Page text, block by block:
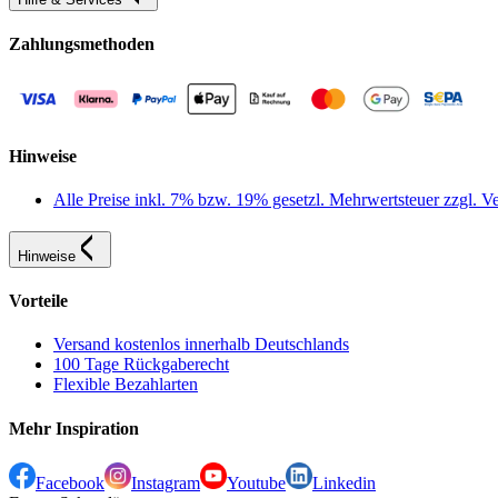
Zahlungsmethoden
Hinweise
Alle Preise inkl. 7% bzw. 19% gesetzl. Mehrwertsteuer zzgl.
Hinweise
Vorteile
Versand kostenlos innerhalb Deutschlands
100 Tage Rückgaberecht
Flexible Bezahlarten
Mehr Inspiration
Facebook Instagram Youtube
Linkedin